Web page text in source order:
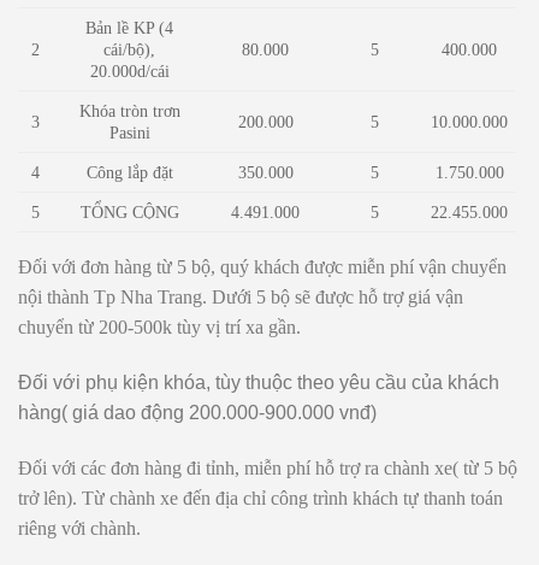
2
Bản lề KP (4
cái/bộ),
20.000d/cái
80.000 5 400.000
3
Khóa tròn trơn
Pasini
200.000 5 10.000.000
4 Công lắp đặt 350.000 5 1.750.000
5 TỔNG CỘNG 4.491.000 5 22.455.000
Đối với đơn hàng từ 5 bộ, quý khách được miễn phí vận chuyển
nội thành Tp Nha Trang. Dưới 5 bộ sẽ được hỗ trợ giá vận
chuyển từ 200-500k tùy vị trí xa gần.
Đối với phụ kiện khóa, tùy thuộc theo yêu cầu của khách
hàng( giá dao động 200.000-900.000 vnđ)
Đối với các đơn hàng đi tỉnh, miễn phí hỗ trợ ra chành xe( từ 5 bộ
trở lên). Từ chành xe đến địa chỉ công trình khách tự thanh toán
riêng với chành.